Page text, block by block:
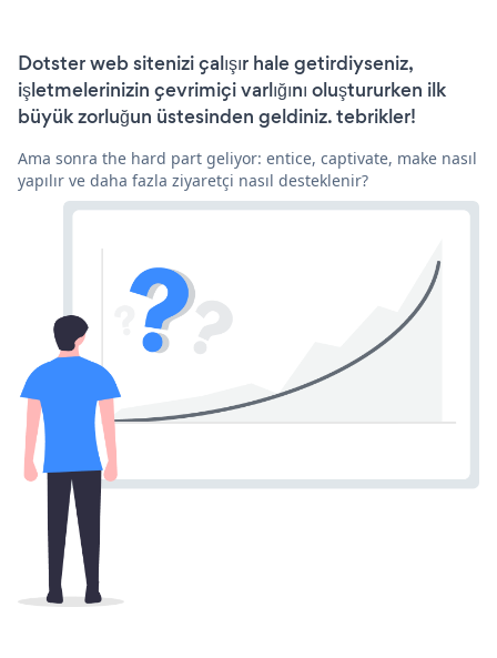
Dotster web sitenizi çalışır hale getirdiyseniz,
işletmelerinizin çevrimiçi varlığını oluştururken ilk
büyük zorluğun üstesinden geldiniz. tebrikler!
Ama sonra the hard part geliyor: entice, captivate, make nasıl
yapılır ve daha fazla ziyaretçi nasıl desteklenir?